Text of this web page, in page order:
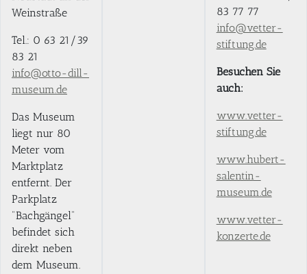
Weinstraße
Tel.: 0 63 21/39
83 21
info@otto-dill-
museum.de
Das Museum
liegt nur 80
Meter vom
Marktplatz
entfernt. Der
Parkplatz
"Bachgängel"
befindet sich
direkt neben
dem Museum.
83 77 77
info@vetter-
stiftung.de
Besuchen Sie
auch:
www.vetter-
stiftung.de
www.hubert-
salentin-
museum.de
www.vetter-
konzerte.de